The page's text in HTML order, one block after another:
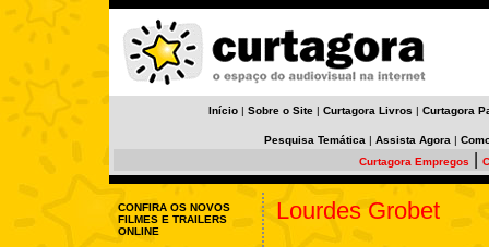
Início | Sobre o Site | Curtagora Livros | Curtagora
Pesquisa Temática | Assista Agora |
Curtagora Empregos
CONFIRA OS NOVOS
FILMES E TRAILERS
ONLINE
Lourdes Grobet